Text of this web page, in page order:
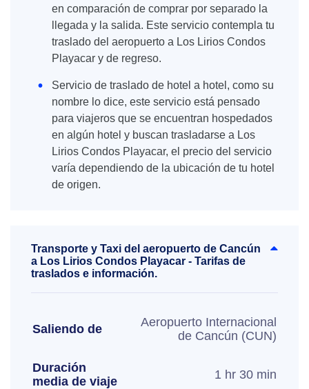
en comparación de comprar por separado la
llegada y la salida. Este servicio contempla tu
traslado del aeropuerto a Los Lirios Condos
Playacar y de regreso.
Servicio de traslado de hotel a hotel, como su
nombre lo dice, este servicio está pensado
para viajeros que se encuentran hospedados
en algún hotel y buscan trasladarse a Los
Lirios Condos Playacar, el precio del servicio
varía dependiendo de la ubicación de tu hotel
de origen.
Transporte y Taxi del aeropuerto de Cancún
a Los Lirios Condos Playacar - Tarifas de
traslados e información.
Saliendo de
Aeropuerto Internacional
de Cancún (CUN)
Duración
media de viaje
1 hr 30 min